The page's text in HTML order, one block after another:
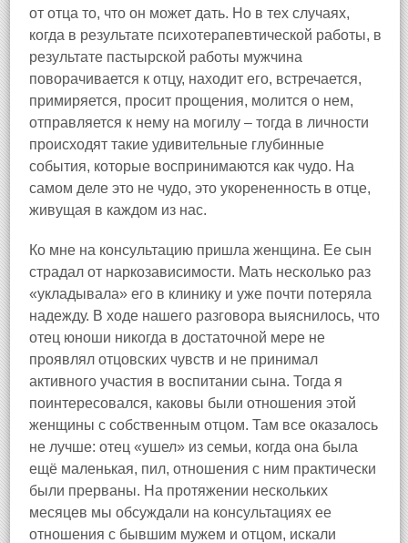
от отца то, что он может дать. Но в тех случаях,
когда в результате психотерапевтической работы, в
результате пастырской работы мужчина
поворачивается к отцу, находит его, встречается,
примиряется, просит прощения, молится о нем,
отправляется к нему на могилу – тогда в личности
происходят такие удивительные глубинные
события, которые воспринимаются как чудо. На
самом деле это не чудо, это укорененность в отце,
живущая в каждом из нас.
Ко мне на консультацию пришла женщина. Ее сын
страдал от наркозависимости. Мать несколько раз
«укладывала» его в клинику и уже почти потеряла
надежду. В ходе нашего разговора выяснилось, что
отец юноши никогда в достаточной мере не
проявлял отцовских чувств и не принимал
активного участия в воспитании сына. Тогда я
поинтересовался, каковы были отношения этой
женщины с собственным отцом. Там все оказалось
не лучше: отец «ушел» из семьи, когда она была
ещё маленькая, пил, отношения с ним практически
были прерваны. На протяжении нескольких
месяцев мы обсуждали на консультациях ее
отношения с бывшим мужем и отцом, искали